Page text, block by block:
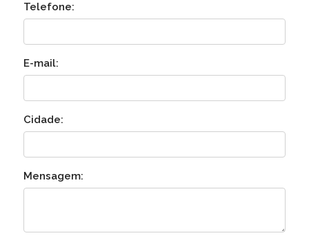
Telefone:
E-mail:
Cidade:
Mensagem: